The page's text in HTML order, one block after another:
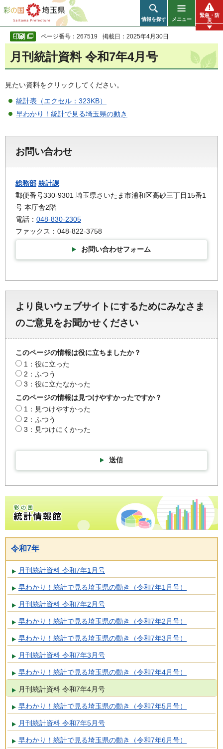
彩の国 埼玉県
情報を探す メニュー
緊急・防
災
ページ番号：267519 掲載日：2025年4月30日
月刊統計資料 令和7年4月号
見たい資料をクリックしてください。
統計表（エクセル：323KB）
早わかり！統計で見る埼玉県の動き
お問い合わせ
総務部 統計課
郵便番号330-9301 埼玉県さいたま市浦和区高砂三丁目15番1
号 本庁舎2階
電話： 048-830-2305
ファックス：048-822-3758
お問い合わせフォーム
より良いウェブサイトにするためにみなさま
のご意見をお聞かせください
このページの情報は役に立ちましたか？
1：役に立った
2：ふつう
3：役に立たなかった
このページの情報は見つけやすかったですか？
1：見つけやすかった
2：ふつう
3：見つけにくかった
送信
彩の国統計情報館トップページ
令和7年
月刊統計資料 令和7年1月号
早わかり！統計で見る埼玉県の動き（令和7年1月号）
月刊統計資料 令和7年2月号
早わかり！統計で見る埼玉県の動き（令和7年2月号）
早わかり！統計で見る埼玉県の動き（令和7年3月号）
月刊統計資料 令和7年3月号
早わかり！統計で見る埼玉県の動き（令和7年4月号）
月刊統計資料 令和7年4月号
早わかり！統計で見る埼玉県の動き（令和7年5月号）
月刊統計資料 令和7年5月号
早わかり！統計で見る埼玉県の動き（令和7年6月号）